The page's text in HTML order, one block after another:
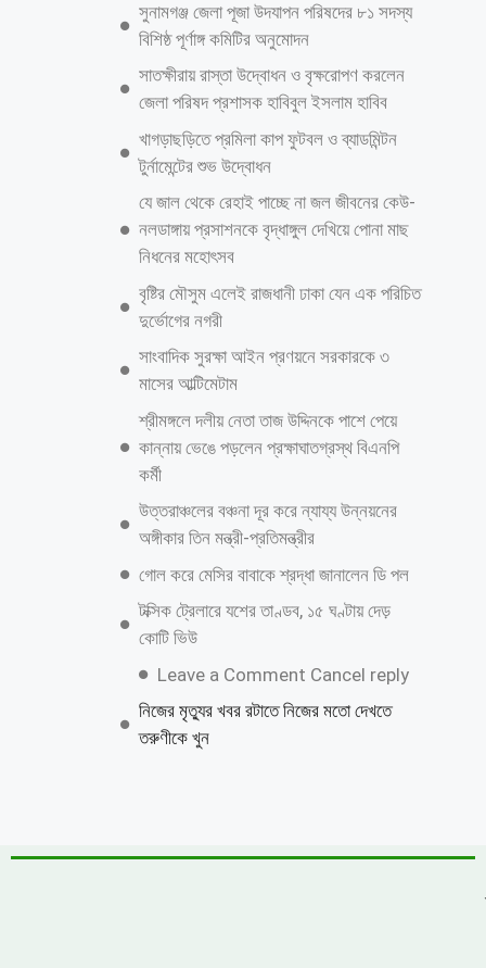
ডেস্ক রিপোর্টঃ উপদেষ্টা পরিষদের বৈঠকে ব্যক্তিগত উপাত্ত সুরক্ষা সংশোধন
অধ্যাদেশ-২০২৬, বাংলাদেশ শিল্পকলা একাডেমি সংশোধন অধ্যাদেশ-২০২৬ এবং
সুপ্রিম কোর্ট সচিবালয় সংশোধন অধ্যাদেশ, ২০২৬-এর খসড়া ও নীতিগত অনুমোদন
দেওয়া হয়েছে। একই সঙ্গে বাংলাদেশ বনজ শিল্প উন্নয়ন করপোরেশন অধ্যাদেশ,
২০২৬-এর খসড়া অনুমোদন দেওয়া হয়েছে। এ ছাড়া পরিবেশ, বন ও জলবায়ু
পরিবর্তন মন্ত্রণালয় প্রণীত ‘হার্ট ন্যাশনালি ডিটারমাইন কন্ট্রিবিউশন (এনডিসি-৩)’
ভূতাপেক্ষ অনুমোদন পেয়েছে। বৃহস্পতিবার (৮ জানুয়ারি) রাজধানীর তেজগাঁওয়ে
প্রধান উপদেষ্টার কার্যালয়ে প্রধান উপদেষ্টা অধ্যাপক মুহাম্মদ ইউনূসের সভাপতিত্বে
উপদেষ্টা পরিষদের সভা অনুষ্ঠিত হয়।বৈঠক শেষে ফরেন সার্ভিস একাডেমিতে এক
ব্রিফিংয়ে প্রধান উপদেষ্টার প্রেসসচিব শফিকুল আলম এসব তথ্য জানান। শফিকুল
আলম বলেন, ‘ব্যক্তিগত উপাত্ত সুরক্ষা অধ্যাদেশে আন্তর্জাতিক প্রযুক্তি প্রতিষ্ঠানগুলোর
উদ্বেগ বিবেচনায় এনে ডাটা লোকালাইজেশন সংক্রান্ত বিধানে পরিবর্তন আনা হয়েছে।
এখন কেবল ক্রিটিক্যাল ইনফরমেশন ইনফ্রাস্ট্রাকচারের ক্ষেত্রে দেশে ডাটা সংরক্ষণ
সাতক্ষীরায় রাস্তা উদ্বোধন ও বৃক্ষরোপণ করলেন